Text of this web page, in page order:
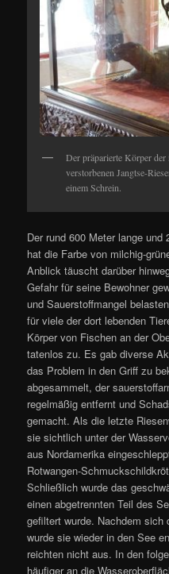
Der präparierte Körper der
verstorbenen Jangtse-
einem Schrein.
Der rund 600 Meter lange
hat die Farbe von milchig-
Anblick täuscht darüber
Gefahr für seine Bewohner
und Sauerstoffmangel
für viele der dort lebenden
Körper von Fischen an der
tatenlos zu. Es gab diverse
das Problem in den Griff zu
abgesammelt, der
regelmäßig entfernt und
gemacht. Als die letzte
sie sichtlich unter der
aus Nordamerika
Rotwangen-
Schließlich wurde das
einen abgetrennten Teil des
gefiltert wurde. Nachdem sich
wurde sie wieder in den See
reichten nicht aus. In den
häufiger an die